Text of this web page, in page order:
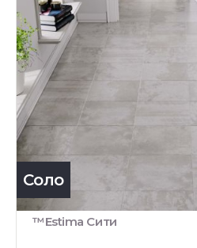
Соло
™Estima Сити